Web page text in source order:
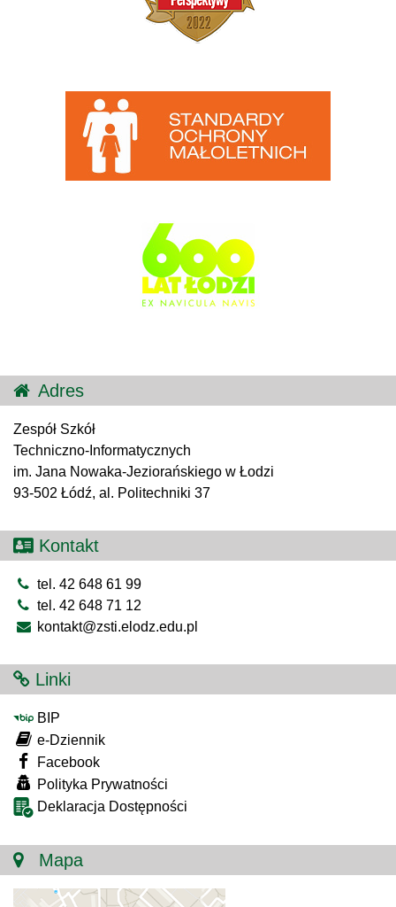
Adres
Zespół Szkół
Techniczno-Informatycznych
im. Jana Nowaka-Jeziorańskiego w Łodzi
93-502 Łódź, al. Politechniki 37
Kontakt
tel. 42 648 61 99
tel. 42 648 71 12
kontakt@zsti.elodz.edu.pl
Linki
BIP
e-Dziennik
Facebook
Polityka Prywatności
Deklaracja Dostępności
Mapa